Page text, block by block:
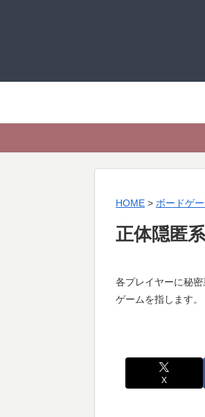
HOME > ボードゲ
正体隠匿
各プレイヤーに秘
ゲームを指します。
X